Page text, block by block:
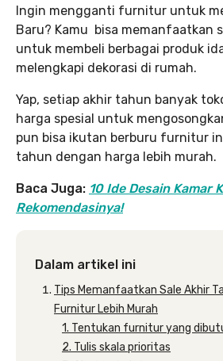
Ingin mengganti furnitur untuk
Baru? Kamu bisa memanfaatkan
untuk membeli berbagai produk
melengkapi dekorasi di rumah.
Yap, setiap akhir tahun banyak
harga spesial untuk
pun bisa ikutan berburu furnitur
tahun dengan harga lebih murah.
Baca Juga: 10 Ide Desain Kamar
Rekomendasinya!
Dalam artikel ini
Tips Memanfaatkan Sale Akhir
Furnitur Lebih Murah
1. Tentukan furnitur yang
2. Tulis skala prioritas